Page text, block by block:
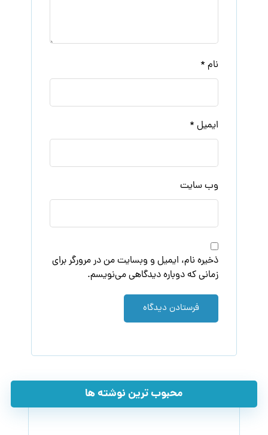
نام *
ایمیل *
وب‌ سایت
ذخیره نام، ایمیل و وبسایت من در مرورگر برای
زمانی که دوباره دیدگاهی می‌نویسم.
فرستادن دیدگاه
محبوب ترین نوشته ها